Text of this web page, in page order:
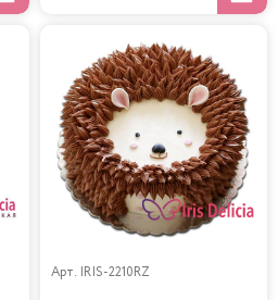
Арт. IRIS-2210RZ